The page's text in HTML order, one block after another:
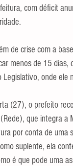
com déficit
de crise com a
menos de 15 dias,
Legislativo, onde
(27), o prefeito
que integra a
por conta de uma
suplente, ela
é que pode uma